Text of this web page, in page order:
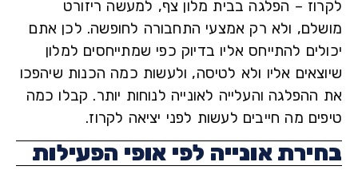
–הפלגה בבית מלון צף, למעשה ריזורט
ולא רק אמצעי התחבורה לחופשה. לכן אתם
להתייחס אליו בדיוק כפי שמתייחסים למלון
אליו ולא לטיסה, ולעשות כמה הכנות שיהפכו
והעלייה לאונייה לנוחות יותר. קבלו כמה
מה חייבים לעשות לפני יציאה לקרוז.
אונייה לפי אופי הפעילות